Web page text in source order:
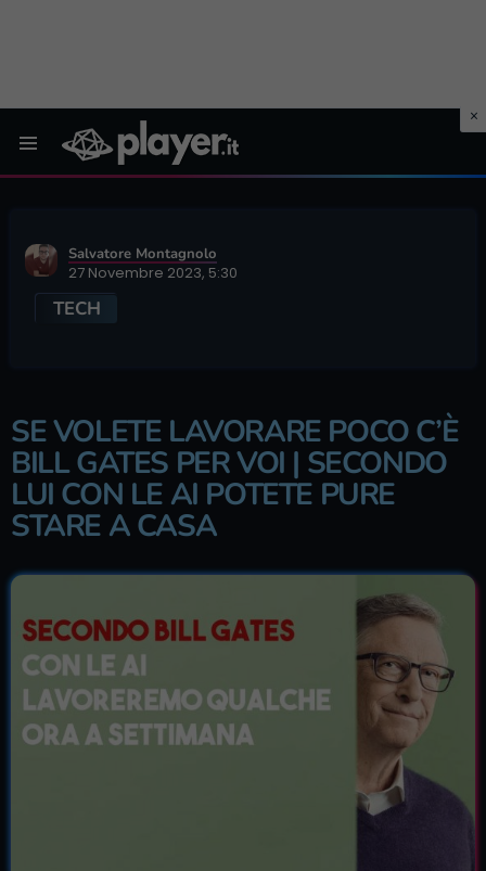
Salvatore Montagnolo
27 Novembre 2023, 5:30
TECH
SE VOLETE LAVORARE POCO C’È
BILL GATES PER VOI | SECONDO
LUI CON LE AI POTETE PURE
STARE A CASA